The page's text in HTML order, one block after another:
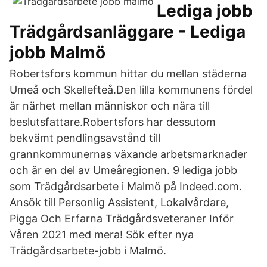
Lediga jobb
Trädgårdsanläggare - Lediga
jobb Malmö
Robertsfors kommun hittar du mellan städerna
Umeå och Skellefteå.Den lilla kommunens fördel
är närhet mellan människor och nära till
beslutsfattare.Robertsfors har dessutom
bekvämt pendlingsavstånd till
grannkommunernas växande arbetsmarknader
och är en del av Umeåregionen. 9 lediga jobb
som Trädgårdsarbete i Malmö på Indeed.com.
Ansök till Personlig Assistent, Lokalvårdare,
Pigga Och Erfarna Trädgårdsveteraner Inför
Våren 2021 med mera! Sök efter nya
Trädgårdsarbete-jobb i Malmö.